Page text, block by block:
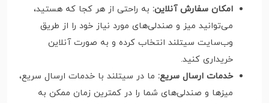
امکان سفارش آنلاین: به راحتی از هر کجا که هستید،
می‌توانید میز و صندلی‌های مورد نیاز خود را از طریق
وب‌سایت سیتلند انتخاب کرده و به صورت آنلاین
خریداری کنید.
خدمات ارسال سریع: ما در سیتلند با خدمات ارسال سریع،
میزها و صندلی‌های شما را در کمترین زمان ممکن به